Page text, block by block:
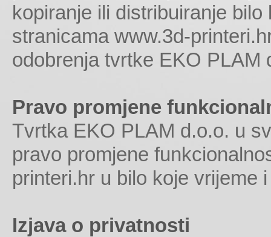
kopiranje ili distribuiranje
stranicama www.3d-
odobrenja tvrtke EKO PLAM
Pravo promjene
Tvrtka EKO PLAM d.o.o. u
pravo promjene
printeri.hr u bilo koje vrijeme
Izjava o privatnosti